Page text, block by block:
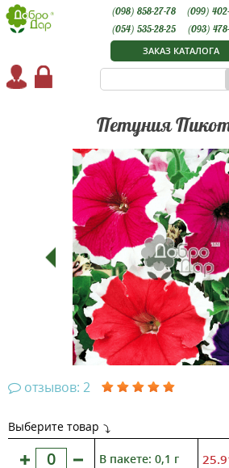
ЗАКАЗ КАТАЛОГА
(098) 858-27-78
(099)
(054) 535-28-25
(093)
Петуния
отзывов: 2
Выберите товар
В пакете: 0,1 г